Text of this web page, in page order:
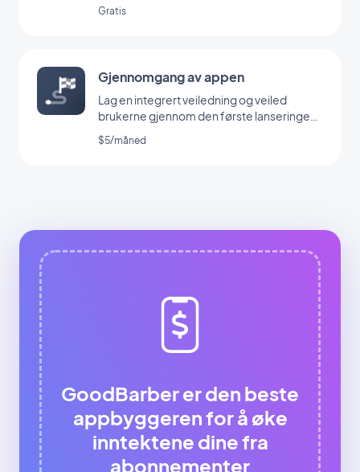
Gratis
Gjennomgang av appen
Lag en integrert veiledning og veiled
brukerne gjennom den første lanseringen
av appen din
$5/måned
GoodBarber er den beste
appbyggeren for å øke
inntektene dine fra
abonnementer